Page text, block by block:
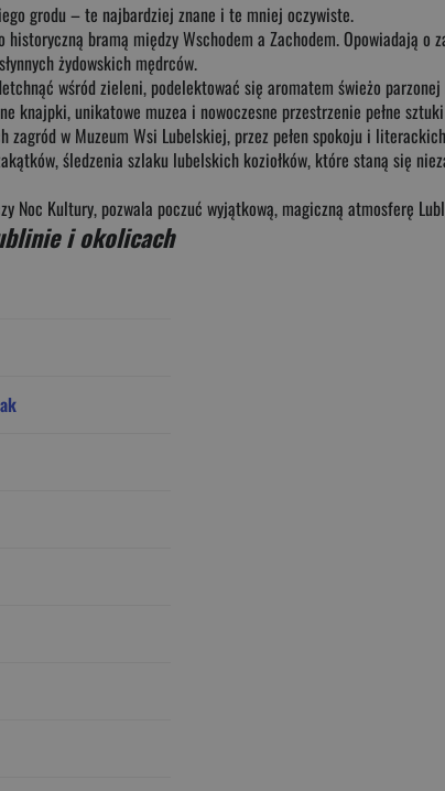
grodu – te najbardziej znane i te mniej oczywiste.
bramą między Wschodem a Zachodem. Opowiadają
żydowskich mędrców.
wśród zieleni, podelektować się aromatem świeżo
knajpki, unikatowe muzea i nowoczesne przestrzenie pełne
w Muzeum Wsi Lubelskiej, przez pełen spokoju i
śledzenia szlaku lubelskich koziołków, które staną się
Noc Kultury, pozwala poczuć wyjątkową, magiczną atmosferę
i okolicach